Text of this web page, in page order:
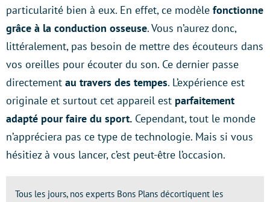
particularité bien à eux. En effet, ce modèle fonctionne
grâce à la conduction osseuse. Vous n’aurez donc,
littéralement, pas besoin de mettre des écouteurs dans
vos oreilles pour écouter du son. Ce dernier passe
directement au travers des tempes. L’expérience est
originale et surtout cet appareil est parfaitement
adapté pour faire du sport. Cependant, tout le monde
n’appréciera pas ce type de technologie. Mais si vous
hésitiez à vous lancer, c’est peut-être l’occasion.
Tous les jours, nos experts Bons Plans décortiquent les